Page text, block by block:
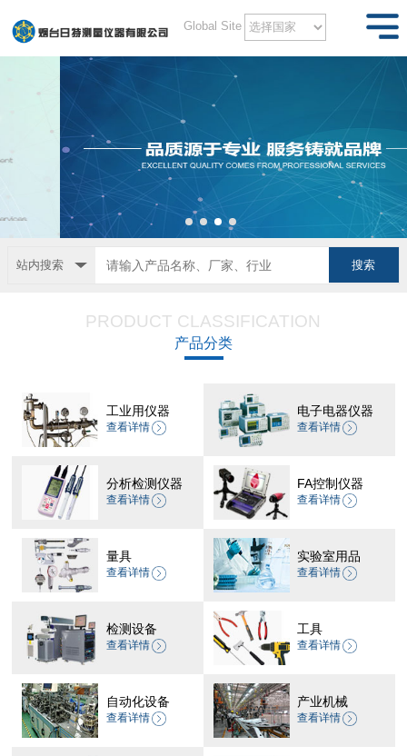
Global Site
站内搜索
PRODUCT CLASSIFICATION
产品分类
工业用仪器
查看详情
电子电器仪器
查看详情
分析检测仪器
查看详情
FA控制仪器
查看详情
量具
查看详情
实验室用品
查看详情
检测设备
查看详情
工具
查看详情
自动化设备
查看详情
产业机械
查看详情